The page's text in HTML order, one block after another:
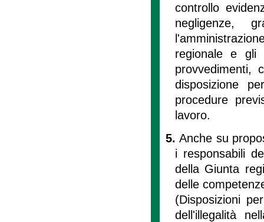
controllo
negligenze,
regionale e gli
provvedimenti,
disposizione
procedure
lavoro.
5.Anche su
i responsabili
della Giunta
delle
(Disposizioni
dell'illegalità